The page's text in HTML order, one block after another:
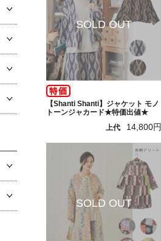
【Shanti Shanti】ジャケット モノ
トーンジャカード★特価出値★
上代
14,800円